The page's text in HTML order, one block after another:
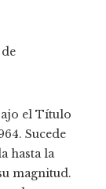
el Título
Sucede
hasta la
magnitud.